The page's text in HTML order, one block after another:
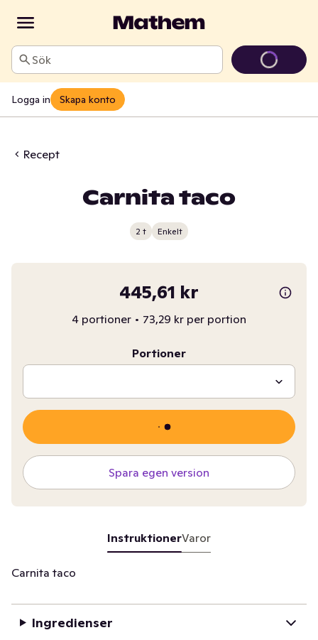
Sök
Logga in Skapa konto
Recept
Carnita taco
2 t Enkelt
445,61 kr
4 portioner • 73,29 kr per portion
Portioner
Spara egen version
InstruktionerVaror
Carnita taco
Ingredienser